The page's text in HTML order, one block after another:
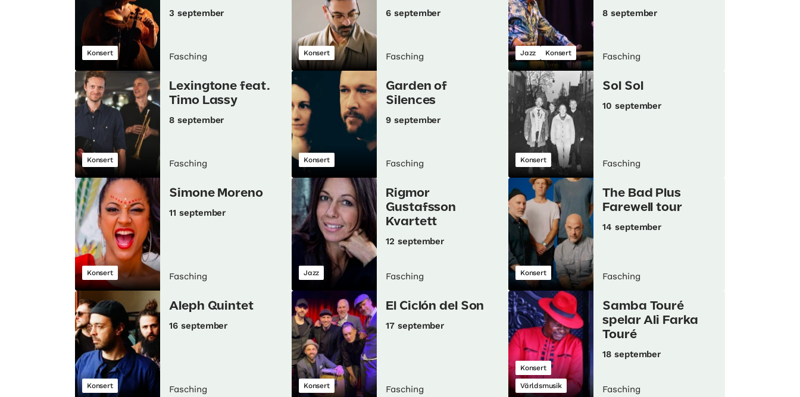
Konsert
3 september
Fasching Konsert
6 september
Fasching Jazz Konsert
8 september
Fasching
Konsert
Lexingtone feat.
Timo Lassy
8 september
Fasching Konsert
Garden of
Silences
9 september
Fasching Konsert
Sol Sol
10 september
Fasching
Konsert
Simone Moreno
11 september
Fasching Jazz
Rigmor
Gustafsson
Kvartett
12 september
Fasching Konsert
The Bad Plus
Farewell tour
14 september
Fasching
Konsert
Aleph Quintet
16 september
Fasching Konsert
El Ciclón del Son
17 september
Fasching
Konsert
Världsmusik
Samba Touré
spelar Ali Farka
Touré
18 september
Fasching